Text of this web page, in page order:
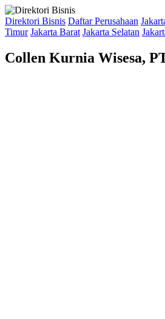
Direktori Bisnis Daftar Perusahaan
Timur Jakarta Barat Jakarta Selatan
Collen Kurnia Wisesa,